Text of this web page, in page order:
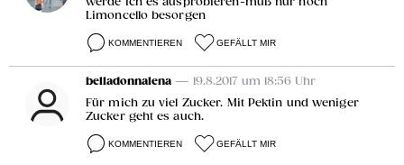
Limoncello besorgen
KOMMENTIEREN GEFÄLLT MIR
belladonnalena — 19.8.2017 um 18:56 Uhr
Für mich zu viel Zucker. Mit Pektin und weniger
Zucker geht es auch.
KOMMENTIEREN GEFÄLLT MIR